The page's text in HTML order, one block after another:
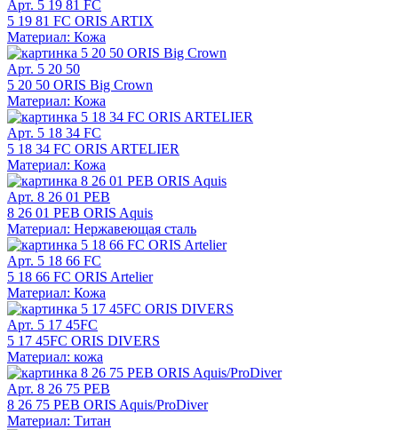
Арт. 5 19 81 FC
5 19 81 FC ORIS ARTIX
Материал: Кожа
Арт. 5 20 50
5 20 50 ORIS Big Crown
Материал: Кожа
Арт. 5 18 34 FC
5 18 34 FC ORIS ARTELIER
Материал: Кожа
Арт. 8 26 01 PEB
8 26 01 PEB ORIS Aquis
Материал: Нержавеющая сталь
Арт. 5 18 66 FC
5 18 66 FC ORIS Artelier
Материал: Кожа
Арт. 5 17 45FC
5 17 45FC ORIS DIVERS
Материал: кожа
Арт. 8 26 75 PEB
8 26 75 PEB ORIS Aquis/ProDiver
Материал: Титан